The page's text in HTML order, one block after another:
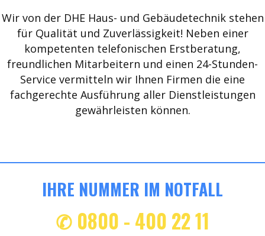
Wir von der DHE Haus- und Gebäudetechnik stehen
für Qualität und Zuverlässigkeit! Neben einer
kompetenten telefonischen Erstberatung,
freundlichen Mitarbeitern und einen 24-Stunden-
Service vermitteln wir Ihnen Firmen die eine
fachgerechte Ausführung aller Dienstleistungen
gewährleisten können.
IHRE NUMMER IM NOTFALL
✆ 0800 - 400 22 11